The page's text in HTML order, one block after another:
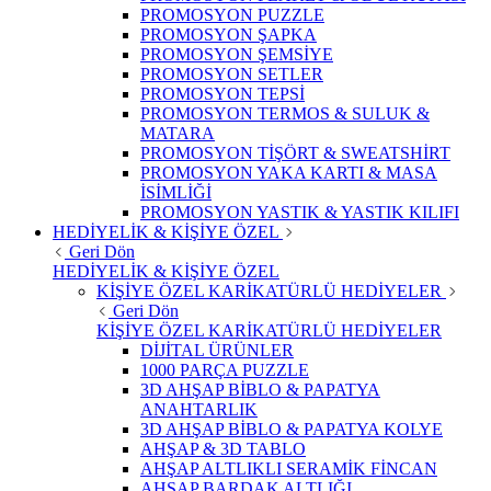
PROMOSYON PUZZLE
PROMOSYON ŞAPKA
PROMOSYON ŞEMSİYE
PROMOSYON SETLER
PROMOSYON TEPSİ
PROMOSYON TERMOS & SULUK &
MATARA
PROMOSYON TİŞÖRT & SWEATSHİRT
PROMOSYON YAKA KARTI & MASA
İSİMLİĞİ
PROMOSYON YASTIK & YASTIK KILIFI
HEDİYELİK & KİŞİYE ÖZEL
Geri Dön
HEDİYELİK & KİŞİYE ÖZEL
KİŞİYE ÖZEL KARİKATÜRLÜ HEDİYELER
Geri Dön
KİŞİYE ÖZEL KARİKATÜRLÜ HEDİYELER
DİJİTAL ÜRÜNLER
1000 PARÇA PUZZLE
3D AHŞAP BİBLO & PAPATYA
ANAHTARLIK
3D AHŞAP BİBLO & PAPATYA KOLYE
AHŞAP & 3D TABLO
AHŞAP ALTLIKLI SERAMİK FİNCAN